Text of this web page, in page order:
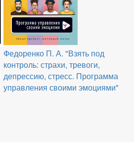
Федоренко П. А. "Взять под
контроль: страхи, тревоги,
депрессию, стресс. Программа
управления своими эмоциями"